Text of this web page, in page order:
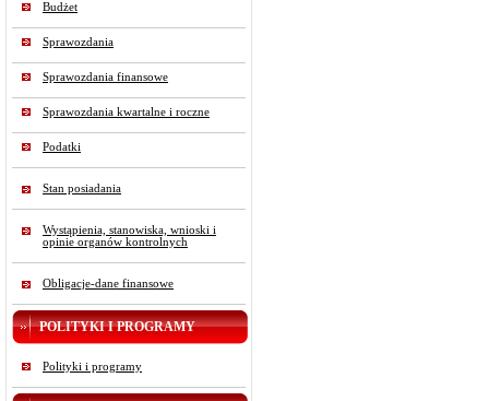
Budżet
Sprawozdania
Sprawozdania finansowe
Sprawozdania kwartalne i roczne
Podatki
Stan posiadania
Wystąpienia, stanowiska, wnioski i
opinie organów kontrolnych
Obligacje-dane finansowe
POLITYKI I PROGRAMY
Polityki i programy